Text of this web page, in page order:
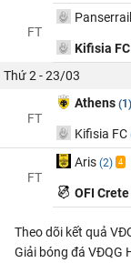
FT
Kifisia FC
Thứ 2 - 23/03
FT
Athens (1)
Kifisia FC
FT
Aris (2) 4
OFI Crete
Theo dõi kết quả
Giải bóng đá VĐQG